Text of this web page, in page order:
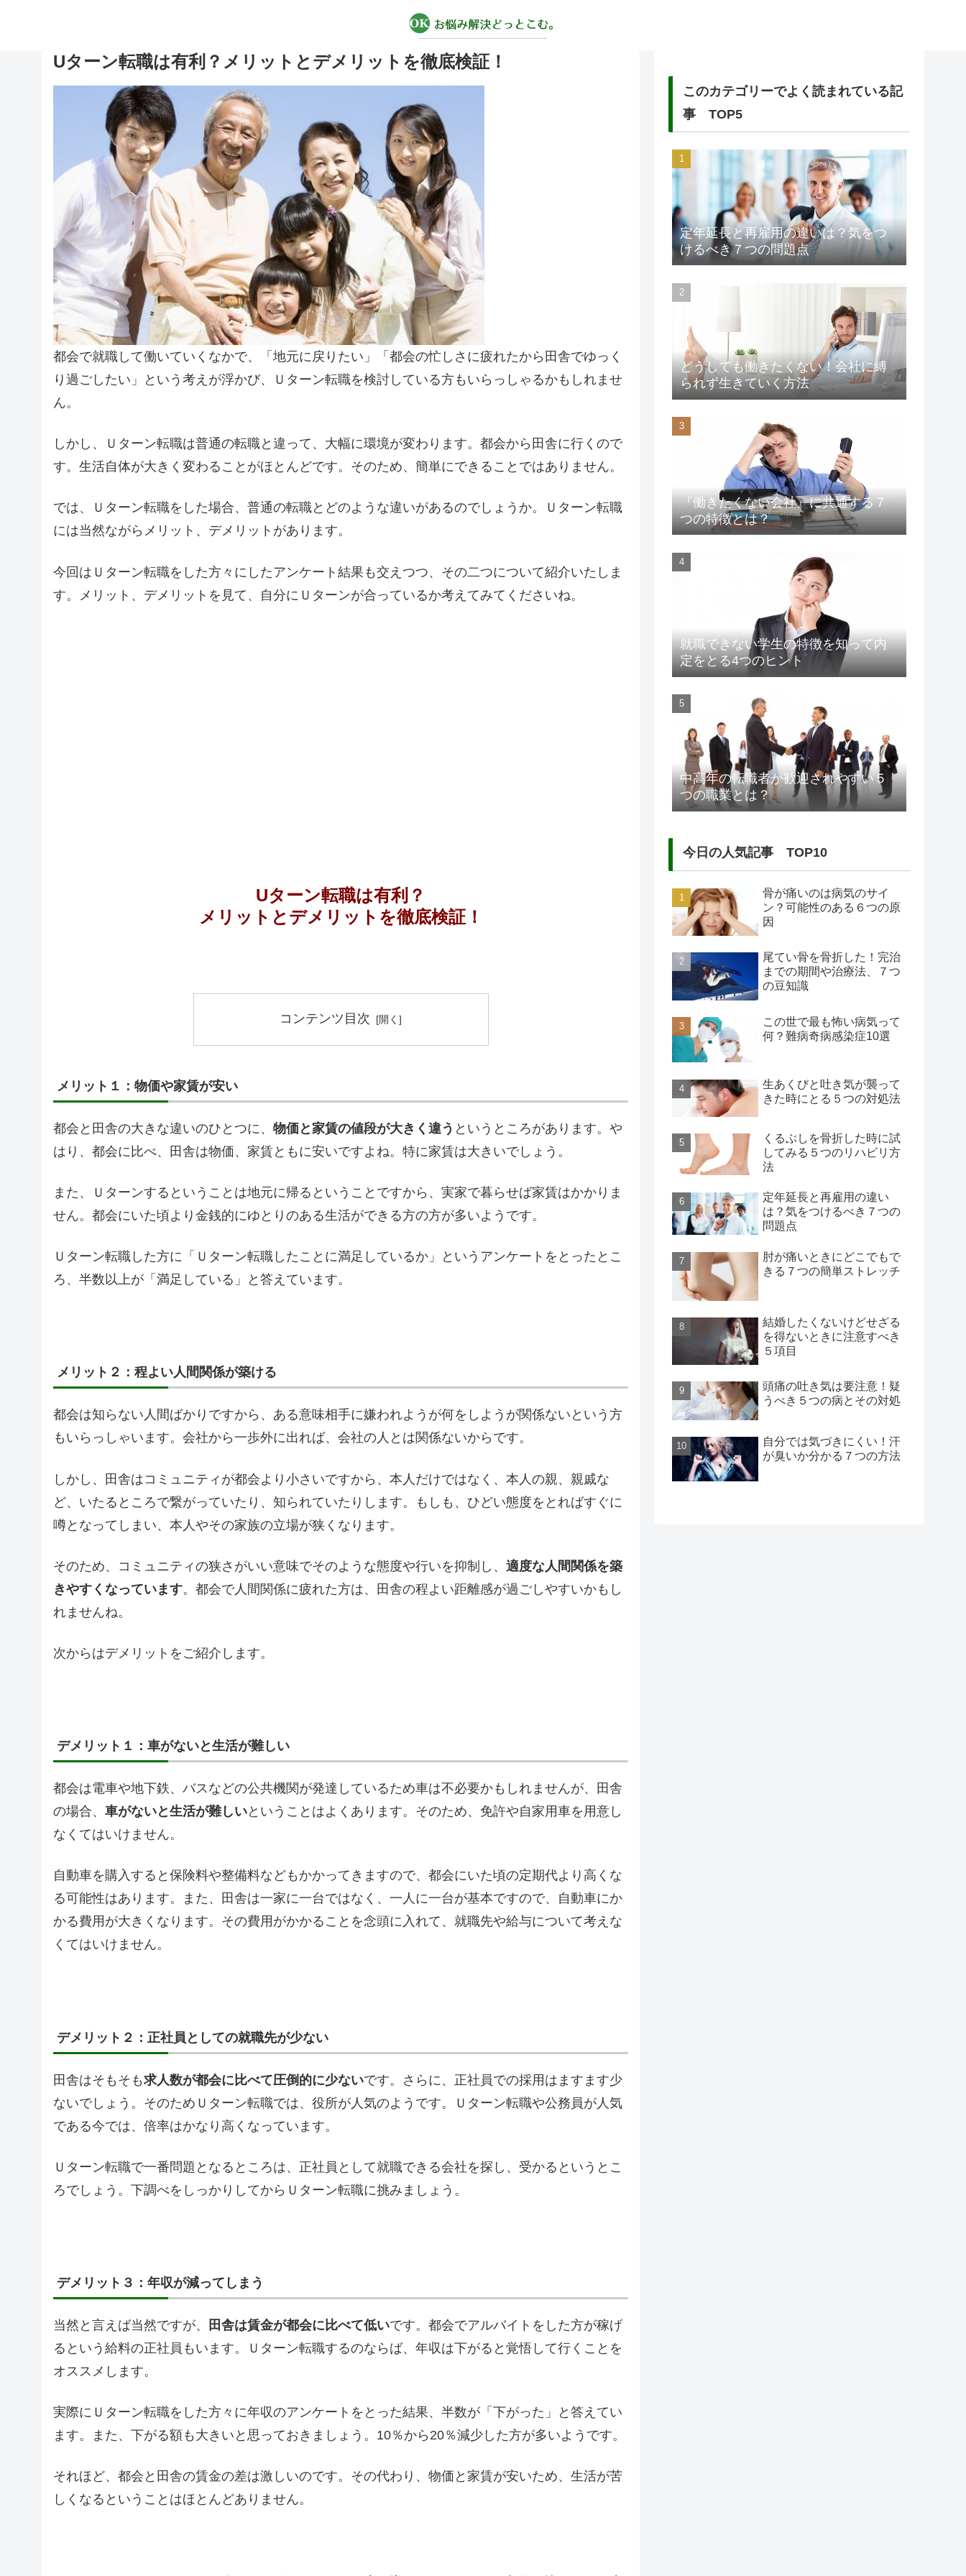
Uターン転職は有利？メリットとデメリットを徹底検証！
都会で就職して働いていくなかで、「地元に戻りたい」「都会の忙しさに疲れたから田舎でゆっく
り過ごしたい」という考えが浮かび、Ｕターン転職を検討している方もいらっしゃるかもしれませ
ん。
しかし、Ｕターン転職は普通の転職と違って、大幅に環境が変わります。都会から田舎に行くので
す。生活自体が大きく変わることがほとんどです。そのため、簡単にできることではありません。
では、Ｕターン転職をした場合、普通の転職とどのような違いがあるのでしょうか。Ｕターン転職
には当然ながらメリット、デメリットがあります。
今回はＵターン転職をした方々にしたアンケート結果も交えつつ、その二つについて紹介いたしま
す。メリット、デメリットを見て、自分にＵターンが合っているか考えてみてくださいね。
Uターン転職は有利？
メリットとデメリットを徹底検証！
コンテンツ目次
メリット１：物価や家賃が安い
都会と田舎の大きな違いのひとつに、 物価と家賃の値段が大きく違う というところがあります。や
はり、都会に比べ、田舎は物価、家賃ともに安いですよね。特に家賃は大きいでしょう。
また、Ｕターンするということは地元に帰るということですから、実家で暮らせば家賃はかかりま
せん。都会にいた頃より金銭的にゆとりのある生活ができる方の方が多いようです。
Ｕターン転職した方に「Ｕターン転職したことに満足しているか」というアンケートをとったとこ
ろ、半数以上が「満足している」と答えています。
メリット２：程よい人間関係が築ける
都会は知らない人間ばかりですから、ある意味相手に嫌われようが何をしようが関係ないという方
もいらっしゃいます。会社から一歩外に出れば、会社の人とは関係ないからです。
しかし、田舎はコミュニティが都会より小さいですから、本人だけではなく、本人の親、親戚な
ど、いたるところで繋がっていたり、知られていたりします。もしも、ひどい態度をとればすぐに
噂となってしまい、本人やその家族の立場が狭くなります。
そのため、コミュニティの狭さがいい意味でそのような態度や行いを抑制し、 適度な人間関係を築
きやすくなっています。都会で人間関係に疲れた方は、田舎の程よい距離感が過ごしやすいかもし
れませんね。
次からはデメリットをご紹介します。
デメリット１：車がないと生活が難しい
都会は電車や地下鉄、バスなどの公共機関が発達しているため車は不必要かもしれませんが、田舎
の場合、 車がないと生活が難しいということはよくあります。そのため、免許や自家用車を用意し
なくてはいけません。
自動車を購入すると保険料や整備料などもかかってきますので、都会にいた頃の定期代より高くな
る可能性はあります。また、田舎は一家に一台ではなく、一人に一台が基本ですので、自動車にか
かる費用が大きくなります。その費用がかかることを念頭に入れて、就職先や給与について考えな
くてはいけません。
デメリット２：正社員としての就職先が少ない
田舎はそもそも求人数が都会に比べて圧倒的に少ないです。さらに、正社員での採用はますます少
ないでしょう。そのためＵターン転職では、役所が人気のようです。Ｕターン転職や公務員が人気
である今では、倍率はかなり高くなっています。
Ｕターン転職で一番問題となるところは、正社員として就職できる会社を探し、受かるというとこ
ろでしょう。下調べをしっかりしてからＵターン転職に挑みましょう。
デメリット３：年収が減ってしまう
当然と言えば当然ですが、 田舎は賃金が都会に比べて低いです。都会でアルバイトをした方が稼げ
るという給料の正社員もいます。Ｕターン転職するのならば、年収は下がると覚悟して行くことを
オススメします。
実際にＵターン転職をした方々に年収のアンケートをとった結果、半数が「下がった」と答えてい
ます。また、下がる額も大きいと思っておきましょう。10％から20％減少した方が多いようです。
それほど、都会と田舎の賃金の差は激しいのです。その代わり、物価と家賃が安いため、生活が苦
しくなるということはほとんどありません。
このカテゴリーでよく読まれている記
事 TOP5
定年延長と再雇用の違いは？気をつ
けるべき７つの問題点
どうしても働きたくない！会社に縛
られず生きていく方法
『働きたくない会社』に共通する７
つの特徴とは？
就職できない学生の特徴を知って内
定をとる4つのヒント
中高年の転職者が歓迎されやすい５
つの職業とは？
今日の人気記事 TOP10
骨が痛いのは病気のサイ
ン？可能性のある６つの原
因
尾てい骨を骨折した！完治
までの期間や治療法、７つ
の豆知識
この世で最も怖い病気って
何？難病奇病感染症10選
生あくびと吐き気が襲って
きた時にとる５つの対処法
くるぶしを骨折した時に試
してみる５つのリハビリ方
法
定年延長と再雇用の違い
は？気をつけるべき７つの
問題点
肘が痛いときにどこでもで
きる７つの簡単ストレッチ
結婚したくないけどせざる
を得ないときに注意すべき
５項目
頭痛の吐き気は要注意！疑
うべき５つの病とその対処
自分では気づきにくい！汗
が臭いか分かる７つの方法